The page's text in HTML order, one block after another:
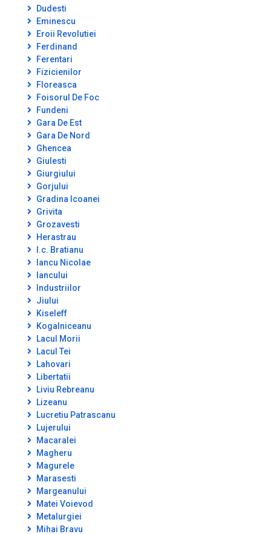
Dudesti
Eminescu
Eroii Revolutiei
Ferdinand
Ferentari
Fizicienilor
Floreasca
Foisorul De Foc
Fundeni
Gara De Est
Gara De Nord
Ghencea
Giulesti
Giurgiului
Gorjului
Gradina Icoanei
Grivita
Grozavesti
Herastrau
I.c. Bratianu
Iancu Nicolae
Iancului
Industriilor
Jiului
Kiseleff
Kogalniceanu
Lacul Morii
Lacul Tei
Lahovari
Libertatii
Liviu Rebreanu
Lizeanu
Lucretiu Patrascanu
Lujerului
Macaralei
Magheru
Magurele
Marasesti
Margeanului
Matei Voievod
Metalurgiei
Mihai Bravu